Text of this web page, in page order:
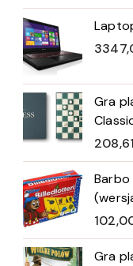
Gra
208,61
Barbo
Gra